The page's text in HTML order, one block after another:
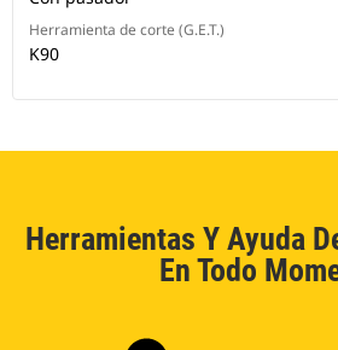
Herramienta de corte (G.E.T.)
K90
Herramientas Y Ayuda
En Todo